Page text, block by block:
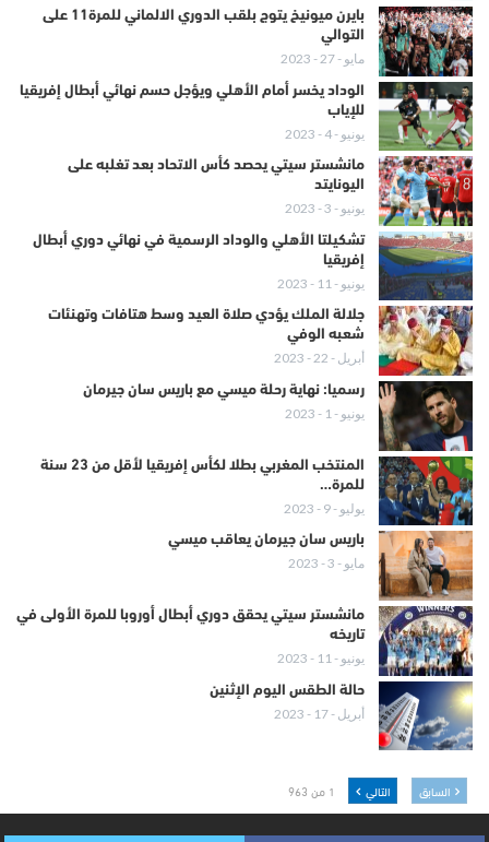
بايرن ميونيخ يتوج بلقب الدوري الالماني للمرة11 على
التوالي
مايو - 27 - 2023
الوداد يخسر أمام الأهلي ويؤجل حسم نهائي أبطال إفريقيا
للإياب
يونيو - 4 - 2023
مانشستر سيتي يحصد كأس الاتحاد بعد تغلبه على
اليونايتد
يونيو - 3 - 2023
تشكيلتا الأهلي والوداد الرسمية في نهائي دوري أبطال
إفريقيا
يونيو - 11 - 2023
جلالة الملك يؤدي صلاة العيد وسط هتافات وتهنئات
شعبه الوفي
أبريل - 22 - 2023
رسميا: نهاية رحلة ميسي مع باريس سان جيرمان
يونيو - 1 - 2023
المنتخب المغربي بطلا لكأس إفريقيا لأقل من 23 سنة
للمرة…
يوليو - 9 - 2023
باريس سان جيرمان يعاقب ميسي
مايو - 3 - 2023
مانشستر سيتي يحقق دوري أبطال أوروبا للمرة الأولى في
تاريخه
يونيو - 11 - 2023
حالة الطقس اليوم الإثنين
أبريل - 17 - 2023
السابق التالي 1 من 963